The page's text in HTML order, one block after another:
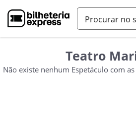
Teatro
Não existe nenhum Espetáculo com